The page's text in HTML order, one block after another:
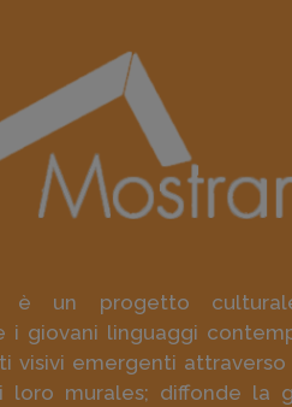
è un progetto
i giovani linguaggi
visivi emergenti
loro murales; diffonde la